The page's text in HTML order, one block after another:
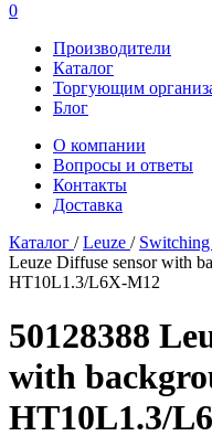
0
Производители
Каталог
Торгующим
Блог
О компании
Вопросы и ответы
Контакты
Доставка
Каталог /Leuze / Switching
Leuze Diffuse sensor with
HT10L1.3/L6X-M12
50128388
with
HT10L1.3/